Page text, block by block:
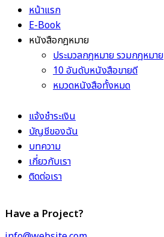
หน้าแรก
E-Book
หนังสือกฎหมาย
ประมวลกฎหมาย รวมกฎหมาย
10 อันดับหนังสือขายดี
หมวดหนังสือทั้งหมด
แจ้งชำระเงิน
บัญชีของฉัน
บทความ
เกี่ยวกับเรา
ติดต่อเรา
Have a Project?